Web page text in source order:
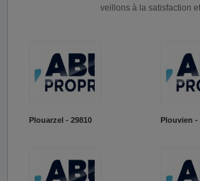
veillons à la satisfaction
Plouarzel - 29810 Plouvien -